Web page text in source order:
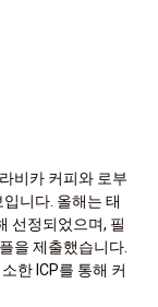
비카 커피와 로부
니다. 올해는 태
선정되었으며, 필
을 제출했습니다.
한 ICP를 통해 커